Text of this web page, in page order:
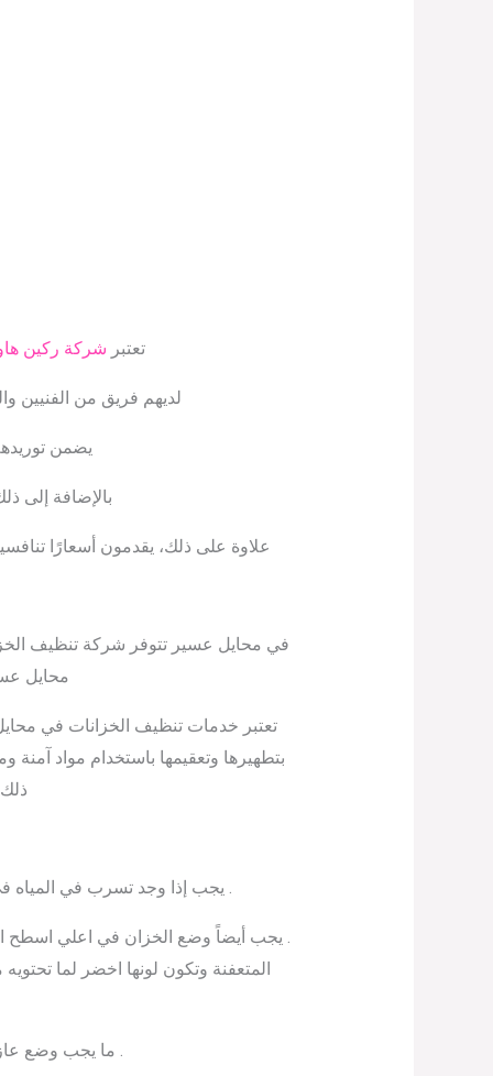
تعتبر شركة ركين
لديهم فريق من الفنيين
يضمن
بالإضافة إلى
علاوة على ذلك، يقدمون أسعارًا
في محايل عسير تتوفر شركة تنظيف
محايل
تعتبر خدمات تنظيف الخزانات في
بتطهيرها وتعقيمها باستخدام مواد
. يجب إذا وجد تسرب في المياه
. يجب أيضاً وضع الخزان في اعلي اسطح
المتعفنة وتكون لونها اخضر لما
. ما يجب وضع